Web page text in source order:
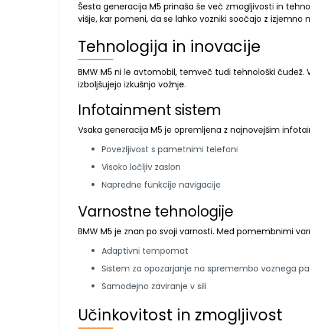
Šesta generacija M5 prinaša še več zmogljivosti in
višje, kar pomeni, da se lahko vozniki soočajo z
Tehnologija in inovacije
BMW M5 ni le avtomobil, temveč tudi tehnološki čudež.
izboljšujejo izkušnjo vožnje.
Infotainment sistem
Vsaka generacija M5 je opremljena z najnovejšim
Povezljivost s pametnimi telefoni
Visoko ločljiv zaslon
Napredne funkcije navigacije
Varnostne tehnologije
BMW M5 je znan po svoji varnosti. Med pomembnimi
Adaptivni tempomat
Sistem za opozarjanje na spremembo voznega
Samodejno zaviranje v sili
Učinkovitost in zmogljivost